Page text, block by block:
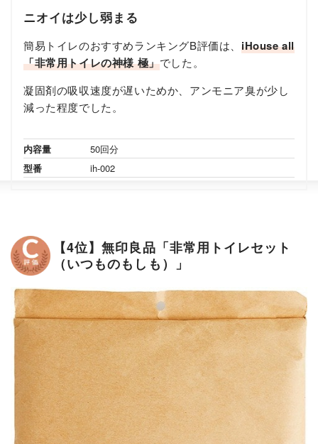
ニオイは少し弱まる
簡易トイレのおすすめランキングB評価は、iHouse all
「非常用トイレの神様 極」でした。
凝固剤の吸収速度が遅いためか、アンモニア臭が少し
減った程度でした。
内容量
50回分
型番
ih-002
【4位】無印良品「非常用トイレセット
（いつものもしも）」